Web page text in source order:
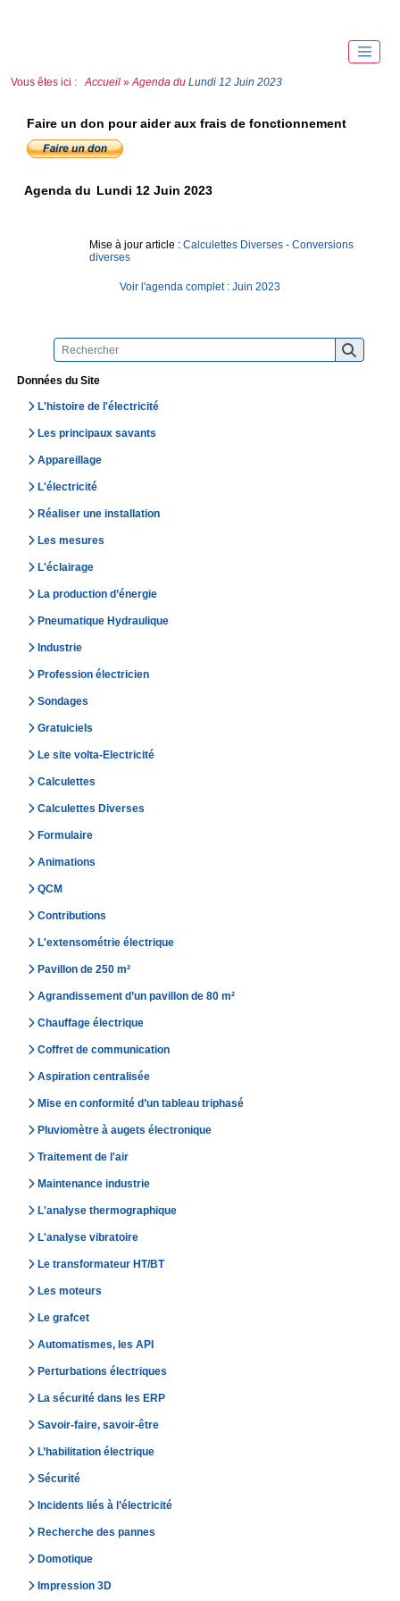
Vous êtes ici : Accueil » Agenda du Lundi 12 Juin 2023
Données du Site
L'histoire de l'électricité
Les principaux savants
Appareillage
L'électricité
Réaliser une installation
Les mesures
L'éclairage
La production d’énergie
Pneumatique Hydraulique
Industrie
Profession électricien
Sondages
Gratuiciels
Le site volta-Electricité
Calculettes
Calculettes Diverses
Formulaire
Animations
QCM
Contributions
L'extensométrie électrique
Pavillon de 250 m²
Agrandissement d’un pavillon de 80 m²
Chauffage électrique
Coffret de communication
Aspiration centralisée
Mise en conformité d’un tableau triphasé
Pluviomètre à augets électronique
Traitement de l'air
Maintenance industrie
L'analyse thermographique
L'analyse vibratoire
Le transformateur HT/BT
Les moteurs
Le grafcet
Automatismes, les API
Perturbations électriques
La sécurité dans les ERP
Savoir-faire, savoir-être
L’habilitation électrique
Sécurité
Incidents liés à l’électricité
Recherche des pannes
Domotique
Impression 3D
Faire un don pour aider aux frais de fonctionnement
Agenda du Lundi 12 Juin 2023
Mise à jour article : Calculettes Diverses - Conversions
diverses
Voir l'agenda complet : Juin 2023